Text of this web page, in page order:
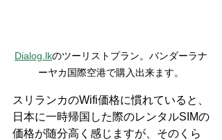
Dialog.lkのツーリストプラン。バンダーラナ
ーヤカ国際空港で購入出来ます。
スリランカのWifi価格に慣れていると、
日本に一時帰国した際のレンタルSIMの
価格が随分高く感じますが、そのくら